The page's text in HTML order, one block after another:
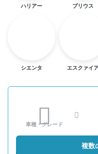
ハリアー プリウス
シエンタ エスクァイ
車種・グレード
複数